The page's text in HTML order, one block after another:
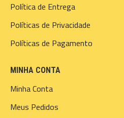
Política de Entrega
Políticas de Privacidade
Políticas de Pagamento
MINHA CONTA
Minha Conta
Meus Pedidos